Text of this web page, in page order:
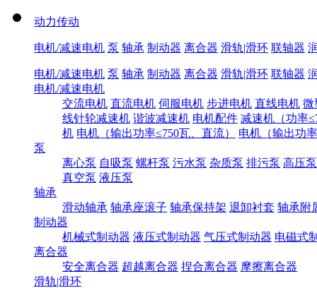
动力传动
电机/减速电机 泵 轴承 制动器 离合器 滑轨|滑环 联轴器
电机/减速电机 泵 轴承 制动器 离合器 滑轨|滑环 联轴器
电机/减速电机
交流电机 直流电机 伺服电机 步进电机 直线电机 微
线针轮减速机 谐波减速机 电机配件 减速机（功率
机 电机（输出功率≤750瓦、直流）
电机（输出功
泵
离心泵 自吸泵 螺杆泵 污水泵 杂质泵 排污泵 高压泵
真空泵 液压泵
轴承
滑动轴承 轴承座滚子 轴承保持架 退卸衬套 轴承附
制动器
机械式制动器 液压式制动器 气压式制动器 电磁式
离合器
安全离合器 超越离合器 捏合离合器 摩擦离合器
滑轨|滑环